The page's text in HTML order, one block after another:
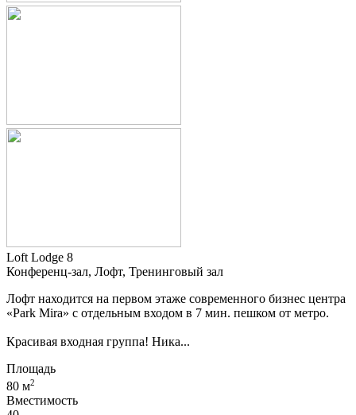
Loft Lodge 8
Конференц-зал, Лофт, Тренинговый зал
Лофт находится на первом этаже современного бизнес центра
«Park Mira» c отдельным входом в 7 мин. пешком от метро.
Красивая входная группа! Ника...
Площадь
80 м2
Вместимость